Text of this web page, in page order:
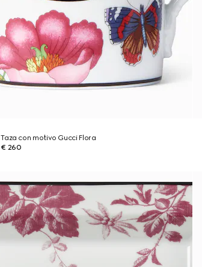
Taza con motivo Gucci Flora
€ 260